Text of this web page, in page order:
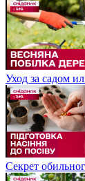
Уход за садом
Секрет